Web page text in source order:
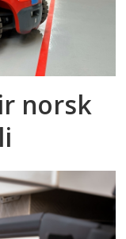
norsk